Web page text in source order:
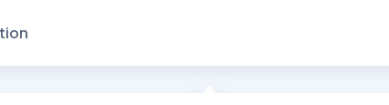
Tüm ÖSYM